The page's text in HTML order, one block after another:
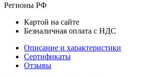
Регионы РФ
Картой на сайте
Безналичная оплата с НДС
Описание и характеристики
Сертификаты
Отзывы